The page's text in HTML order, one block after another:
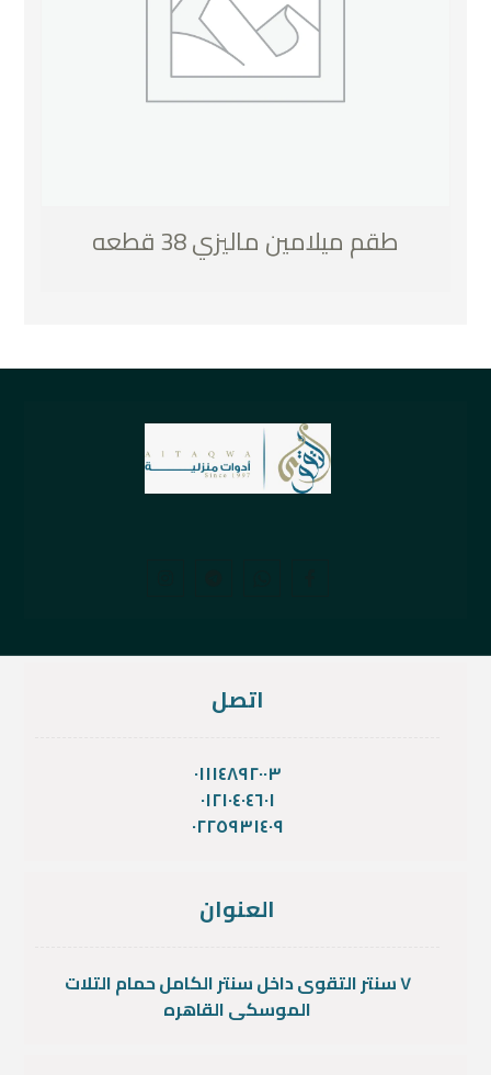
طقم ميلامين ماليزي 38 قطعه
اتصل
٠١١١٤٨٩٢٠٠٣
٠١٢١٠٤٠٤٦٠١
٠٢٢٥٩٣١٤٠٩
العنوان
٧ سنتر التقوى داخل سنتر الكامل حمام التلات
الموسكى القاهره